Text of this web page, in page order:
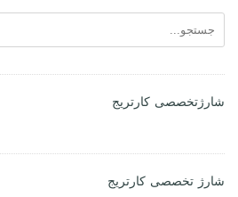
شارژتخصصی کارتریج
شارژ تخصصی کارتریج